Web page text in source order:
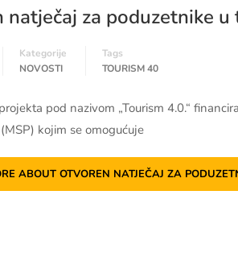
natječaj za poduzetnike
Kategorije
NOVOSTI
Tags
TOURISM 40
pod nazivom „Tourism 4.0.“
kojim se omogućuje
ABOUT OTVOREN NATJEČAJ ZA